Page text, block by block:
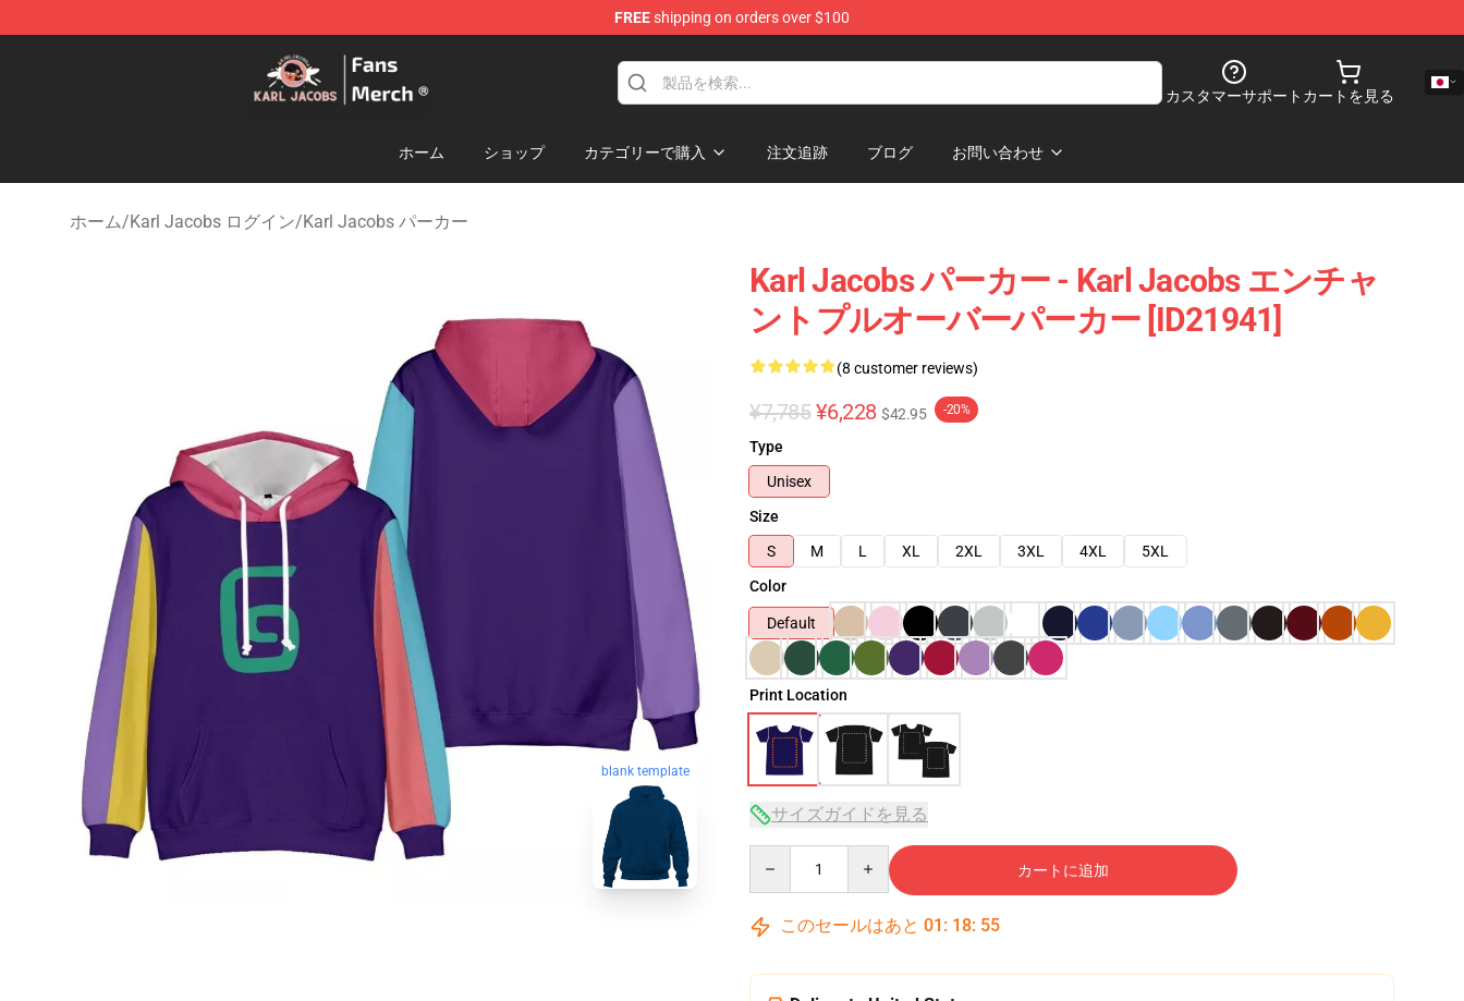
FREEshipping on orders over $100
Karl Jacobs Store - Official Karl Jacobs Merchandise Shop
カスタマーサポート カートを見る
ホーム ショップ カテゴリーで購入 注文追跡 ブログ お問い合わせ
ホーム/Karl Jacobs ログイン/Karl Jacobs パーカー
blank template
Karl Jacobs パーカー - Karl Jacobs エンチャ
ントプルオーバーパーカー [ID21941]
(8 customer reviews)
¥7,785 ¥6,228 $42.95 -20%
Type
Unisex
Size
S
M L XL 2XL 3XL 4XL
5XL
Color
Default
Print Location
サイズガイドを見る
カートに追加
このセールはあと 01 : 18: 54